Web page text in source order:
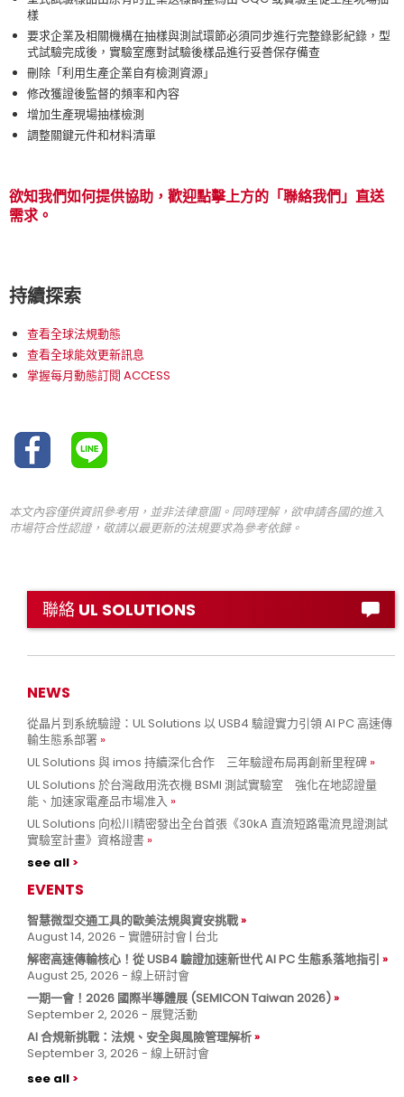
樣
要求企業及相關機構在抽樣與測試環節必須同步進行完整錄影紀錄，型
式試驗完成後，實驗室應對試驗後樣品進行妥善保存備查
刪除「利用生產企業自有檢測資源」
修改獲證後監督的頻率和內容
增加生產現場抽樣檢測
調整關鍵元件和材料清單
欲知我們如何提供協助，歡迎點擊上方的「聯絡我們」直送
需求。
持續探索
查看全球法規動態
查看全球能效更新訊息
掌握每月動態訂閱 ACCESS
本文內容僅供資訊參考用，並非法律意圖。同時理解，欲申請各國的進入
市場符合性認證，敬請以最更新的法規要求為參考依歸。
聯絡 UL SOLUTIONS
NEWS
從晶片到系統驗證：UL Solutions 以 USB4 驗證實力引領 AI PC 高速傳
輸生態系部署
UL Solutions 與 imos 持續深化合作 三年驗證布局再創新里程碑
UL Solutions 於台灣啟用洗衣機 BSMI 測試實驗室 強化在地認證量
能、加速家電產品市場准入
UL Solutions 向松川精密發出全台首張《30kA 直流短路電流見證測試
實驗室計畫》資格證書
see all
EVENTS
智慧微型交通工具的歐美法規與資安挑戰
August 14, 2026 - 實體研討會 | 台北
解密高速傳輸核心！從 USB4 驗證加速新世代 AI PC 生態系落地指引
August 25, 2026 - 線上研討會
一期一會！2026 國際半導體展 (SEMICON Taiwan 2026)
September 2, 2026 - 展覽活動
AI 合規新挑戰：法規、安全與風險管理解析
September 3, 2026 - 線上研討會
see all